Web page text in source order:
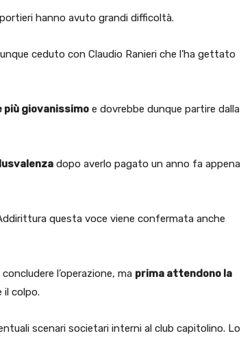
hanno avuto grandi difficoltà.
ceduto con Claudio Ranieri che l’ha gettato
più giovanissimo e dovrebbe dunque partire dalla
dopo averlo pagato un anno fa appena
questa voce viene confermata anche
l’operazione, ma prima attendono la
il colpo.
scenari societari interni al club capitolino. Lo